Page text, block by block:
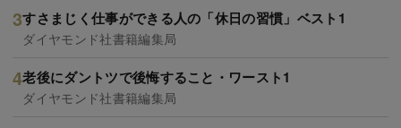
すさまじく仕事ができる人の「休日の習慣」ベスト1
ダイヤモンド社書籍編集局
老後にダントツで後悔すること・ワースト1
ダイヤモンド社書籍編集局